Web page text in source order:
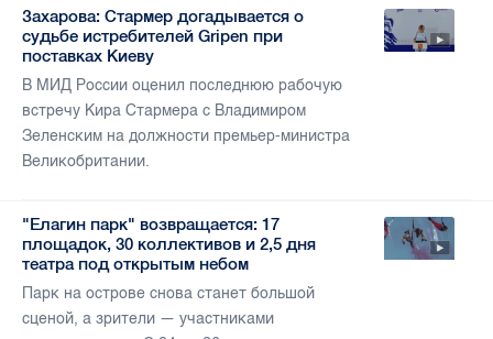
Захарова: Стармер догадывается о
судьбе истребителей Gripen при
поставках Киеву
В МИД России оценил последнюю рабочую
встречу Кира Стармера с Владимиром
Зеленским на должности премьер-министра
Великобритании.
"Елагин парк" возвращается: 17
площадок, 30 коллективов и 2,5 дня
театра под открытым небом
Парк на острове снова станет большой
сценой, а зрители — участниками